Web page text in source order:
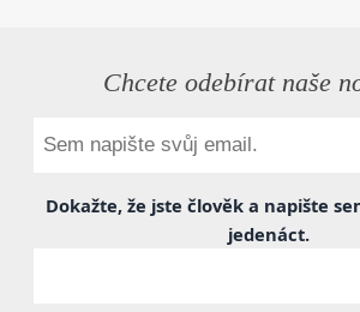
Chcete odebírat naše
Dokažte, že jste člověk a napište
jedenáct.